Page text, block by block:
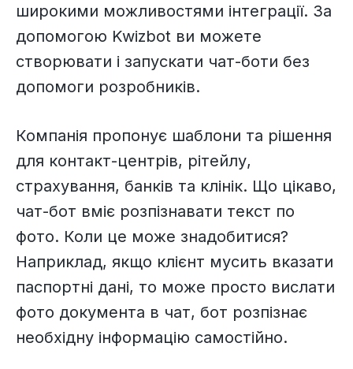
широкими можливостями інтеграції. За
допомогою Kwizbot ви можете
створювати і запускати чат-боти без
допомоги розробників.
Компанія пропонує шаблони та рішення
для контакт-центрів, рітейлу,
страхування, банків та клінік. Що цікаво,
чат-бот вміє розпізнавати текст по
фото. Коли це може знадобитися?
Наприклад, якщо клієнт мусить вказати
паспортні дані, то може просто вислати
фото документа в чат, бот розпізнає
необхідну інформацію самостійно.